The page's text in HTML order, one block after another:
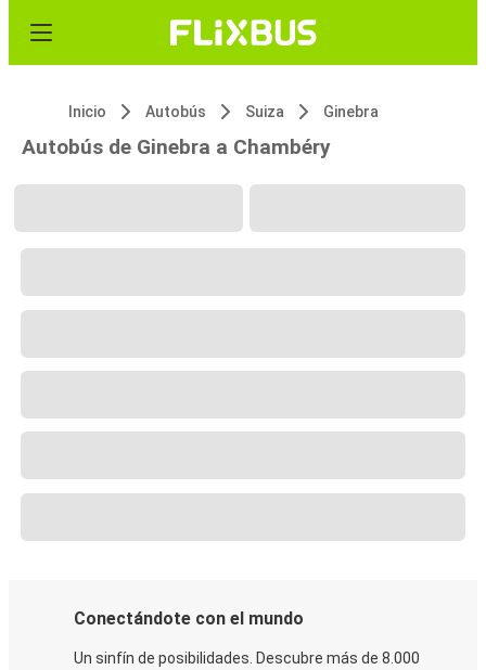
Inicio Autobús Suiza Ginebra
Autobús de Ginebra a Chambéry
Conectándote con el mundo
Un sinfín de posibilidades. Descubre más de 8.000